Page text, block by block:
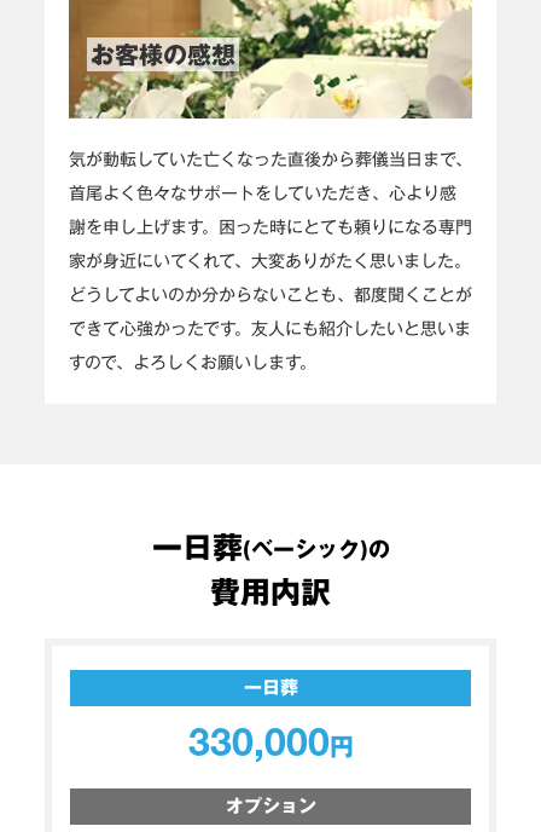
お客様の感想
気が動転していた亡くなった直後から葬儀当日まで、
首尾よく色々なサポートをしていただき、心より感
謝を申し上げます。困った時にとても頼りになる専門
家が身近にいてくれて、大変ありがたく思いました。
どうしてよいのか分からないことも、都度聞くことが
できて心強かったです。友人にも紹介したいと思いま
すので、よろしくお願いします。
一日葬(ベーシック)の
費用内訳
一日葬
330,000 円
オプション